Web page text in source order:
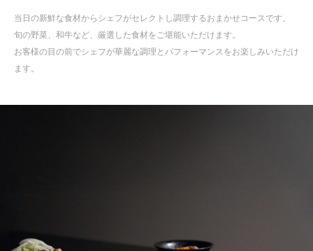
当日の新鮮な食材からシェフがセレクトし調理するおまかせコースです。
旬の野菜、和牛など、厳選した食材をご堪能いただけます。
お客様の目の前でシェフが華麗な調理とパフォーマンスをお楽しみいただけ
ます。